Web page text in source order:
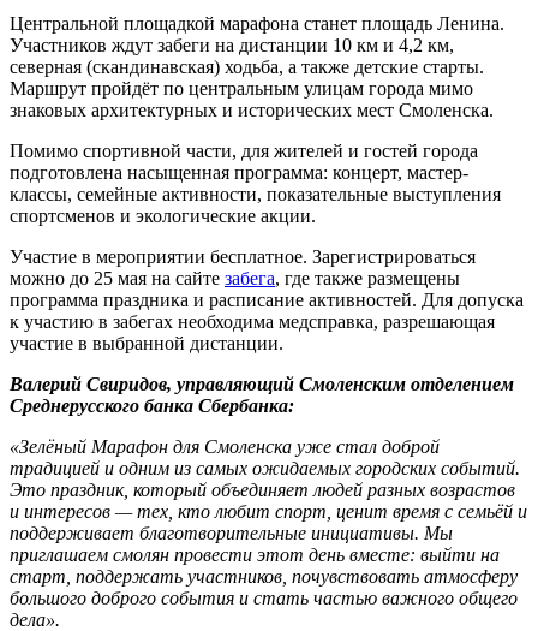
Центральной площадкой марафона станет площадь Ленина.
Участников ждут забеги на дистанции 10 км и 4,2 км,
северная (скандинавская) ходьба, а также детские старты.
Маршрут пройдёт по центральным улицам города мимо
знаковых архитектурных и исторических мест Смоленска.
Помимо спортивной части, для жителей и гостей города
подготовлена насыщенная программа: концерт, мастер-
классы, семейные активности, показательные выступления
спортсменов и экологические акции.
Участие в мероприятии бесплатное. Зарегистрироваться
можно до 25 мая на сайте забега, где также размещены
программа праздника и расписание активностей. Для допуска
к участию в забегах необходима медсправка, разрешающая
участие в выбранной дистанции.
Валерий Свиридов, управляющий Смоленским отделением
Среднерусского банка Сбербанка:
«Зелёный Марафон для Смоленска уже стал доброй
традицией и одним из самых ожидаемых городских событий.
Это праздник, который объединяет людей разных возрастов
и интересов — тех, кто любит спорт, ценит время с семьёй и
поддерживает благотворительные инициативы. Мы
приглашаем смолян провести этот день вместе: выйти на
старт, поддержать участников, почувствовать атмосферу
большого доброго события и стать частью важного общего
дела».